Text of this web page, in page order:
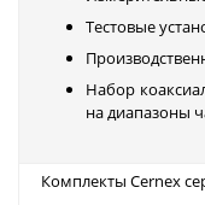
Тестовые
Набор
на диапазоны
Комплекты Cernex